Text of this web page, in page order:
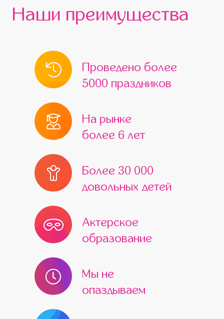
Волоколамск
Воскресенск
Дзержинский
Домодедово
Егорьевск
Ивантеевка
Кашира
Климовск
Коломна
Красноармейск
Краснознаменск
Ликино-Дулёво
Лосино-Петровский
Луховицы
Наро-Фоминск
Нахабино
Одинцово
Орехово-Зуево
Наши преимущества
Проведено более
5000 праздников
На рынке
более 6 лет
Более 30 000
довольных детей
Актерское
образование
Мы не
опаздываем